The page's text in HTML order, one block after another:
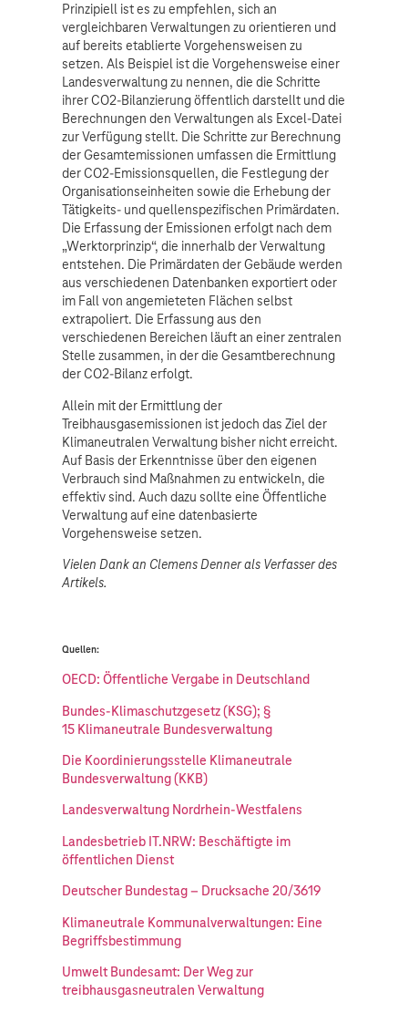
Prinzipiell ist es zu empfehlen, sich an
vergleichbaren Verwaltungen zu orientieren und
auf bereits etablierte Vorgehensweisen zu
setzen. Als Beispiel ist die Vorgehensweise einer
Landesverwaltung zu nennen, die die Schritte
ihrer CO2-Bilanzierung öffentlich darstellt und die
Berechnungen den Verwaltungen als Excel-Datei
zur Verfügung stellt. Die Schritte zur Berechnung
der Gesamtemissionen umfassen die Ermittlung
der CO2-Emissionsquellen, die Festlegung der
Organisationseinheiten sowie die Erhebung der
Tätigkeits- und quellenspezifischen Primärdaten.
Die Erfassung der Emissionen erfolgt nach dem
„Werktorprinzip“, die innerhalb der Verwaltung
entstehen. Die Primärdaten der Gebäude werden
aus verschiedenen Datenbanken exportiert oder
im Fall von angemieteten Flächen selbst
extrapoliert. Die Erfassung aus den
verschiedenen Bereichen läuft an einer zentralen
Stelle zusammen, in der die Gesamtberechnung
der CO2-Bilanz erfolgt.
Allein mit der Ermittlung der
Treibhausgasemissionen ist jedoch das Ziel der
Klimaneutralen Verwaltung bisher nicht erreicht.
Auf Basis der Erkenntnisse über den eigenen
Verbrauch sind Maßnahmen zu entwickeln, die
effektiv sind. Auch dazu sollte eine Öffentliche
Verwaltung auf eine datenbasierte
Vorgehensweise setzen.
Vielen Dank an Clemens Denner als Verfasser des
Artikels.
Quellen:
OECD: Öffentliche Vergabe in Deutschland
Bundes-Klimaschutzgesetz (KSG); §
15 Klimaneutrale Bundesverwaltung
Die Koordinierungsstelle Klimaneutrale
Bundesverwaltung (KKB)
Landesverwaltung Nordrhein-Westfalens
Landesbetrieb IT.NRW: Beschäftigte im
öffentlichen Dienst
Deutscher Bundestag – Drucksache 20/3619
Klimaneutrale Kommunalverwaltungen: Eine
Begriffsbestimmung
Umwelt Bundesamt: Der Weg zur
treibhausgasneutralen Verwaltung